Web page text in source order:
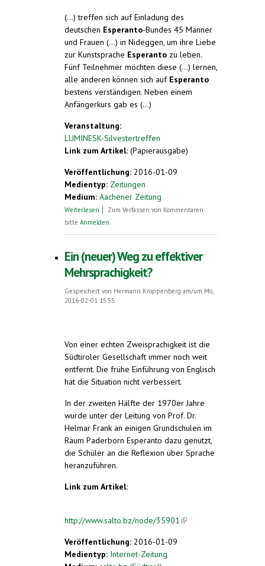
(...) treffen sich auf Einladung des
deutschen Esperanto-Bundes 45 Männer
und Frauen (...) in Nideggen, um ihre Liebe
zur Kunstsprache Esperanto zu leben.
Fünf Teilnehmer möchten diese (...) lernen,
alle anderen können sich auf Esperanto
bestens verständigen. Neben einem
Anfängerkurs gab es (...)
Veranstaltung:
LUMINESK-Silvestertreffen
Link zum Artikel: (Papierausgabe)
Veröffentlichung: 2016-01-09
Medientyp: Zeitungen
Medium: Aachener Zeitung
Weiterlesen über Sprache und Lebenseinstellung
Zum Verfassen von Kommentaren
bitte Anmelden.
Ein (neuer) Weg zu effektiver
Mehrsprachigkeit?
Gespeichert von Hermann Kroppenberg am/um Mo,
2016-02-01 15:55
Von einer echten Zweisprachigkeit ist die
Südtiroler Gesellschaft immer noch weit
entfernt. Die frühe Einführung von Englisch
hat die Situation nicht verbessert.
In der zweiten Hälfte der 1970er Jahre
wurde unter der Leitung von Prof. Dr.
Helmar Frank an einigen Grundschulen im
Raum Paderborn Esperanto dazu genutzt,
die Schüler an die Reflexion über Sprache
heranzuführen.
Link zum Artikel:
http://www.salto.bz/node/35901(link is
Veröffentlichung: 2016-01-09
Medientyp: Internet-Zeitung